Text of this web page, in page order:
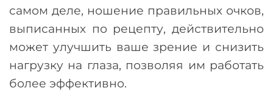
самом деле, ношение правильных очков,
выписанных по рецепту, действительно
может улучшить ваше зрение и снизить
нагрузку на глаза, позволяя им работать
более эффективно.